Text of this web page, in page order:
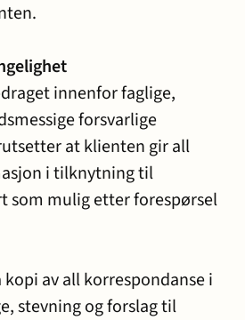
innenfor faglige,
forsvarlige
at klienten gir all
i tilknytning til
som mulig etter forespørsel
av all korrespondanse i
stevning og forslag til